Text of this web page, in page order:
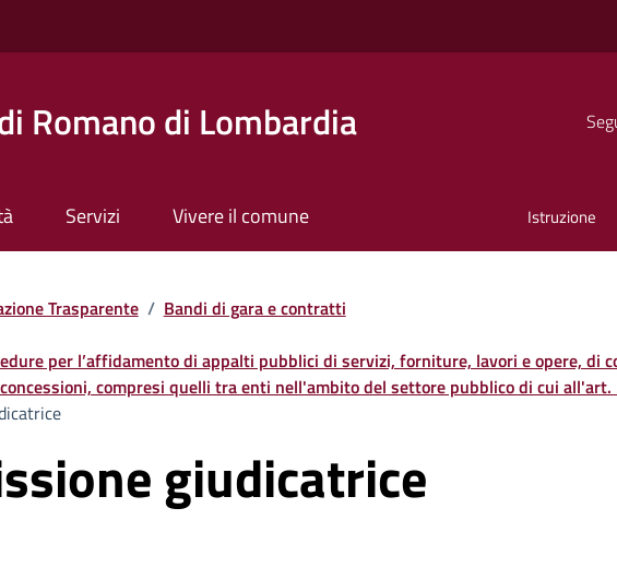
Romano di Lombardia
Servizi Vivere il comune Istruzione
Trasparente / Bandi di gara e contratti
per l’affidamento di appalti pubblici di servizi, forniture, lavori e opere, di
compresi quelli tra enti nell'ambito del settore pubblico di cui
giudicatrice